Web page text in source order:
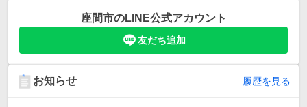
座間市のLINE公式アカウント
友だち追加
お知らせ 履歴を見る